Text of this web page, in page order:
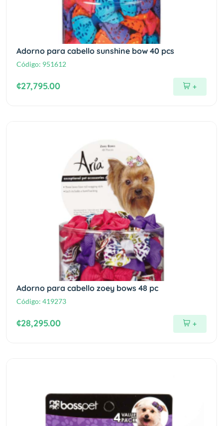
Adorno para cabello sunshine bow 40 pcs
Código: 951612
¢27,795.00 +
Adorno para cabello zoey bows 48 pc
Código: 419273
¢28,295.00 +